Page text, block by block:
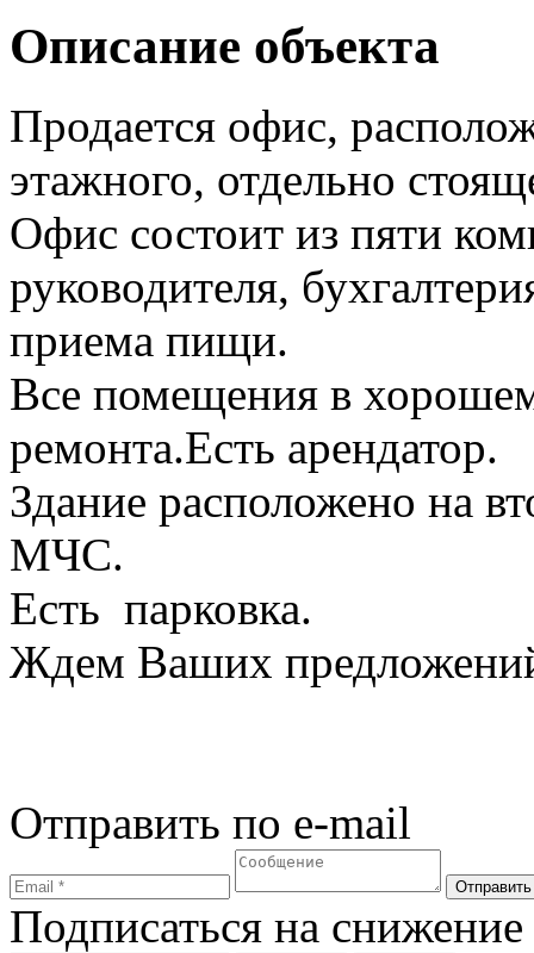
Описание объекта
Продается офис,
этажного, отдельно
Офис состоит из пяти
руководителя,
приема пищи.
Все помещения в
ремонта.Есть арендатор.
Здание расположено на
МЧС.
Есть парковка.
Ждем Ваших
Отправить по e-mail
Подписаться на